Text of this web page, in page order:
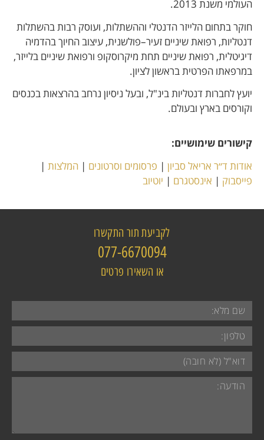
העולמי משנת 2013.
חוקר בתחום הלייזר הדנטלי וההשתלות, ועוסק רבות בהשתלות
דנטליות, רפואת שיניים זעיר–פולשנית, עיצוב החיוך בהדמיה
דיגיטלית, רפואת שיניים תחת מיקרוסקופ ורפואת שיניים בלייזר,
במרפאתו הפרטית בראשון לציון.
יועץ לחברות דנטליות בינ"ל, ובעל ניסיון נרחב בהרצאות בכנסים
וקורסים בארץ ובעולם.
קישורים שימושיים:
אודות ד״ר אריאל סביון | פרסומים וסרטונים | המלצות |
פייסבוק | אינסטגרם | יוטיוב
לקביעת תור התקשרו
077-6670094
או השאירו פרטים​